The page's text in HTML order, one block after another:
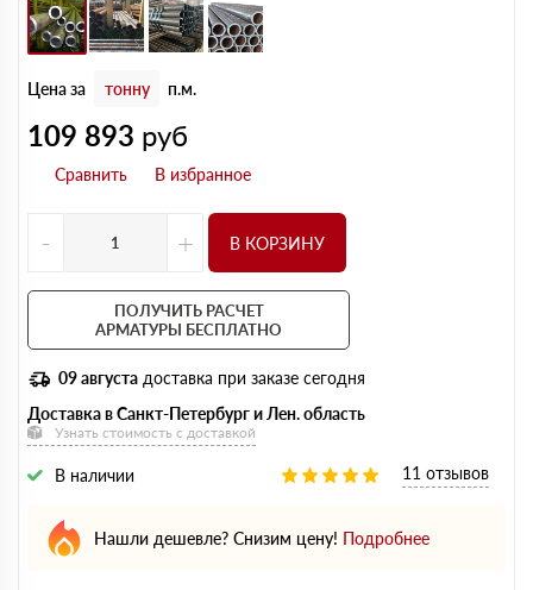
Цена за тонну п.м.
109 893 руб
- + В КОРЗИНУ
ПОЛУЧИТЬ РАСЧЕТ
АРМАТУРЫ БЕСПЛАТНО
09 августа доставка при заказе сегодня
Доставка в Санкт-Петербург и Лен. область
Узнать стоимость с доставкой
В наличии 11 отзывов
Нашли дешевле? Снизим цену! Подробнее